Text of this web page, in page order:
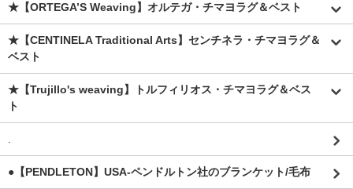
★【ORTEGA’S Weaving】オルテガ・チマヨラグ＆ベスト
★【CENTINELA Traditional Arts】センチネラ・チマヨラグ＆
ベスト
★【Trujillo's weaving】トルフィリオス・チマヨラグ＆ベス
ト
.
●【PENDLETON】USA-ペンドルトン社のブランケット/毛布